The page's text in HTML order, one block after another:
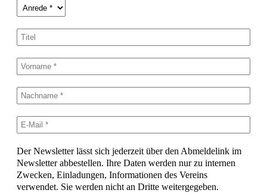
Der Newsletter lässt sich jederzeit über den Abmeldelink im
Newsletter abbestellen. Ihre Daten werden nur zu internen
Zwecken, Einladungen, Informationen des Vereins
verwendet. Sie werden nicht an Dritte weitergegeben.